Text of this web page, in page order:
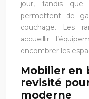
jour, tandis que
permettent de
couchage. Les
accueillir
encombrer les
Mobilier en
revisité
moderne